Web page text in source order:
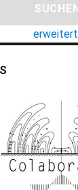
erweitert